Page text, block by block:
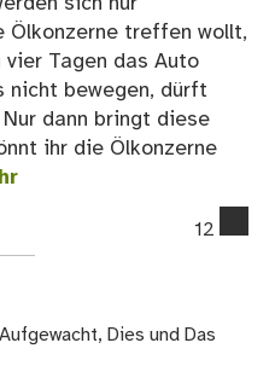
Ölkonzerne treffen wollt,
Tagen das Auto
nicht bewegen, dürft
dann bringt diese
ihr die Ölkonzerne
12
Aufgewacht, Dies und Das